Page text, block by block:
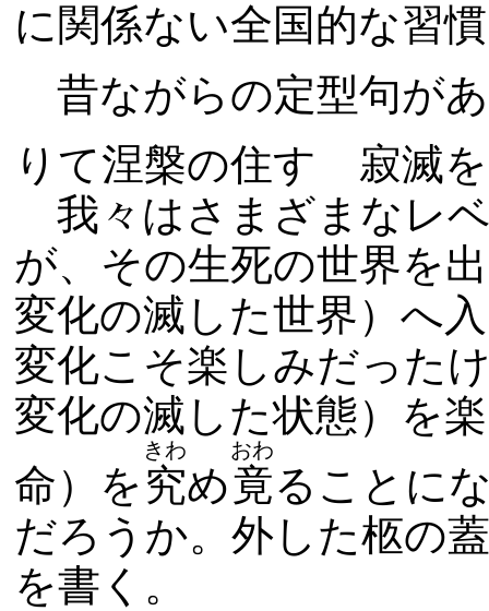
に関係ない全国的な習
昔ながらの定型句が
りて涅槃の住す 寂滅
我々はさまざまなレ
が、その生死の世界を
変化の滅した世界）へ
変化こそ楽しみだった
変化の滅した状態）を
命）を 究
きわ
め竟
おわ
ることに
だろうか。外した柩の
を書く。